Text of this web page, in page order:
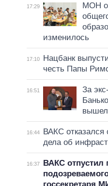
17:29
МОН
изменилось
17:10
Нацбанк
честь Папы
16:51
За
16:44
ВАКС отказался
дела об
16:37
ВАКС отпустил